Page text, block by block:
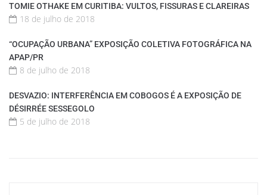
TOMIE OTHAKE EM CURITIBA: VULTOS, FISSURAS E CLAREIRAS
18 de julho de 2018
“OCUPAÇÃO URBANA” EXPOSIÇÃO COLETIVA FOTOGRÁFICA NA
APAP/PR
8 de julho de 2018
DESVAZIO: INTERFERÊNCIA EM COBOGOS É A EXPOSIÇÃO DE
DÉSIRRÉE SESSEGOLO
5 de julho de 2018